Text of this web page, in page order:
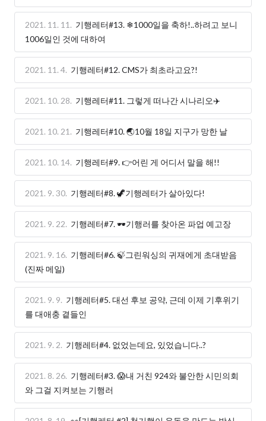
2021. 11. 11. 기행레터#13. ❄1000일을 축하!..하려고 보니
1006일인 것에 대하여
2021. 11. 4. 기행레터#12. CMS가 최초라고요?!
2021. 10. 28. 기행레터#11. 그렇게 떠나간 시나리오✈️
2021. 10. 21. 기행레터#10. 🌏10월 18일 지구가 망한 날
2021. 10. 14. 기행레터#9. 👉어린 게 어디서 말을 해!!
2021. 9. 30. 기행레터#8. 🦖기행레터가 살아있다!
2021. 9. 22. 기행레터#7. 🕶기행러를 찾아온 파업 예고장
2021. 9. 16. 기행레터#6. 🍃그린워싱의 귀재에게 초대받음
(진짜 메일)
2021. 9. 9. 기행레터#5. 대선 후보 공약, 근데 이제 기후위기
를 대애충 곁들인
2021. 9. 2. 기행레터#4. 없었는데요, 있었습니다..?
2021. 8. 26. 기행레터#3. 😱내 거친 924와 불안한 시민의회
와 그걸 지켜보는 기행러